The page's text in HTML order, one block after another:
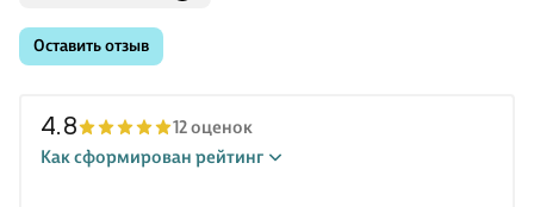
Оставить отзыв
4.8
12 оценок
Как сформирован рейтинг